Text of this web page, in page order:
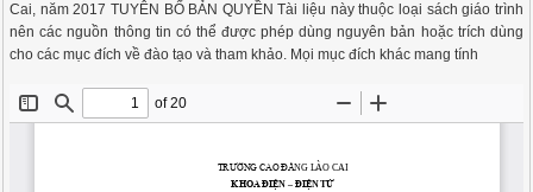
Cai, năm 2017 TUYÊN BỐ BẢN QUYỀN Tài liệu này thuộc loại sách giáo trình
nên các nguồn thông tin có thể được phép dùng nguyên bản hoặc trích dùng
cho các mục đích về đào tạo và tham khảo. Mọi mục đích khác mang tính